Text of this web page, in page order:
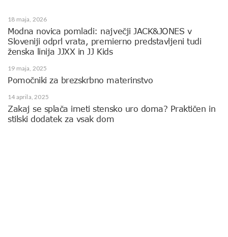
18 maja, 2026
Modna novica pomladi: največji JACK&JONES v
Sloveniji odprl vrata, premierno predstavljeni tudi
ženska linija JJXX in JJ Kids
19 maja, 2025
Pomočniki za brezskrbno materinstvo
14 aprila, 2025
Zakaj se splača imeti stensko uro doma? Praktičen in
stilski dodatek za vsak dom